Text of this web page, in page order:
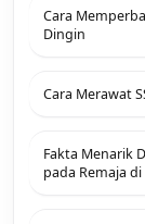
Cara
Dingin
Cara Merawat
Fakta Menarik
pada Remaja